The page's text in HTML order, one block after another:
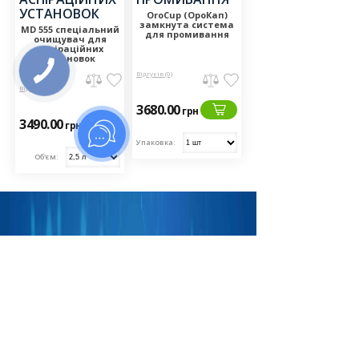
MD 555 спеціальний
очищувач для
аспіраційних
установок
Відгуків (0)
3490.00грн
Об'єм:
OroCup (ОроКап)
замкнута система
для промивання
Відгуків (0)
3680.00грн
Упаковка: